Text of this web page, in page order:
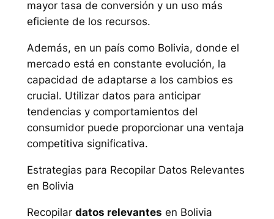
mayor tasa de conversión y un uso más
eficiente de los recursos.
Además, en un país como Bolivia, donde el
mercado está en constante evolución, la
capacidad de adaptarse a los cambios es
crucial. Utilizar datos para anticipar
tendencias y comportamientos del
consumidor puede proporcionar una ventaja
competitiva significativa.
Estrategias para Recopilar Datos Relevantes
en Bolivia
Recopilar datos relevantes en Bolivia